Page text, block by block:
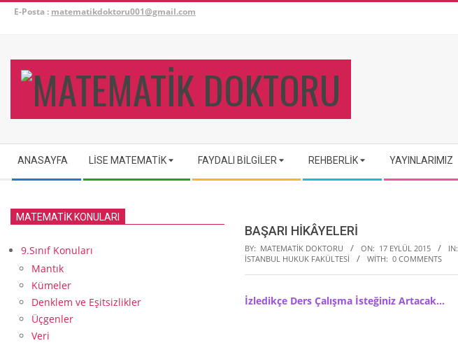
SkipE-Posta : matematikdoktoru001@gmail.com
Navigation
Menu
ANASAYFA LISE MATEMATIK FAYDALI BILGILER REHBERLIK YAYINLARIMIZ
BAŞARI HİKÂYELERİ
BY: MATEMATIK DOKTORU ON: 17 EYLÜL 2015 IN:
İSTANBUL HUKUK FAKÜLTESI
WITH: 0 COMMENTS
İzledikçe Ders Çalışma İsteğiniz Artacak…
MATEMATİK KONULARI
9.Sınıf Konuları
Mantık
Kümeler
Denklem ve Eşitsizlikler
Üçgenler
Veri